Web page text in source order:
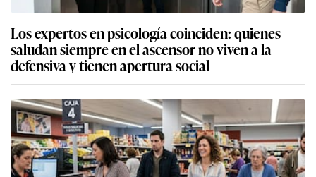
Los expertos en psicología coinciden: quienes
saludan siempre en el ascensor no viven a la
defensiva y tienen apertura social